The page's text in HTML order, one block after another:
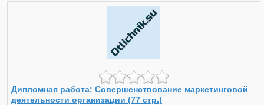
Дипломная работа: Совершенствование маркетинговой
деятельности организации (77 стр.)